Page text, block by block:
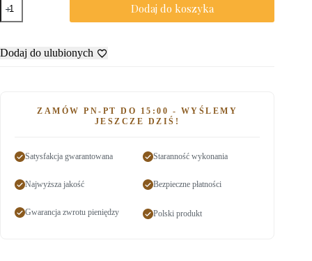
Dodaj do koszyka
Dodaj do ulubionych
ZAMÓW PN-PT DO 15:00 - WYŚLEMY
JESZCZE DZIŚ!
Satysfakcja gwarantowana Staranność wykonania
Najwyższa jakość Bezpieczne płatności
Gwarancja zwrotu pieniędzy Polski produkt